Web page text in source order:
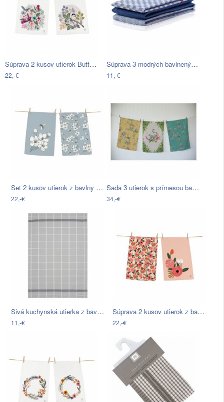
Súprava 2 kusov utierok Butter Kings z…
22,-€
Súprava 3 modrých bavlnených utierok…
11,-€
Set 2 kusov utierok z bavlny Butter…
22,-€
Sada 3 utierok s prímesou bavlny Madre…
34,-€
Sivá kuchynská utierka z bavlny Södahl…
11,-€
Súprava 2 kusov utierok z bavlny Butter…
22,-€